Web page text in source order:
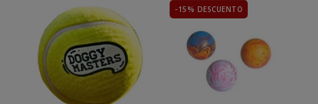
-15% DESCUENTO